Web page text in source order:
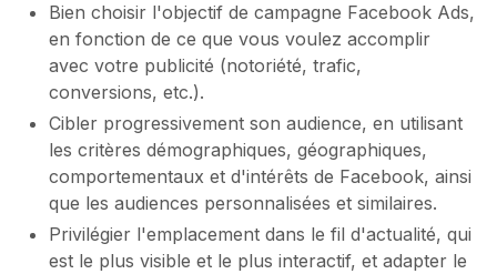
Bien choisir l'objectif de campagne Facebook Ads,
en fonction de ce que vous voulez accomplir
avec votre publicité (notoriété, trafic,
conversions, etc.).
Cibler progressivement son audience, en utilisant
les critères démographiques, géographiques,
comportementaux et d'intérêts de Facebook, ainsi
que les audiences personnalisées et similaires.
Privilégier l'emplacement dans le fil d'actualité, qui
est le plus visible et le plus interactif, et adapter le